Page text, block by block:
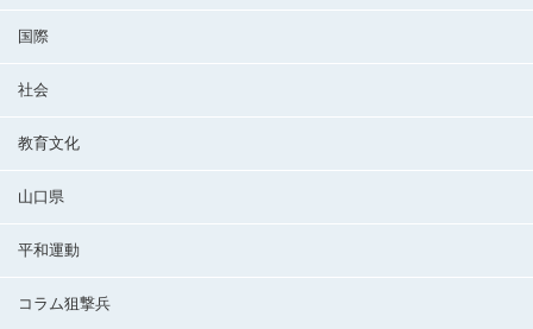
国際
社会
教育文化
山口県
平和運動
コラム狙撃兵